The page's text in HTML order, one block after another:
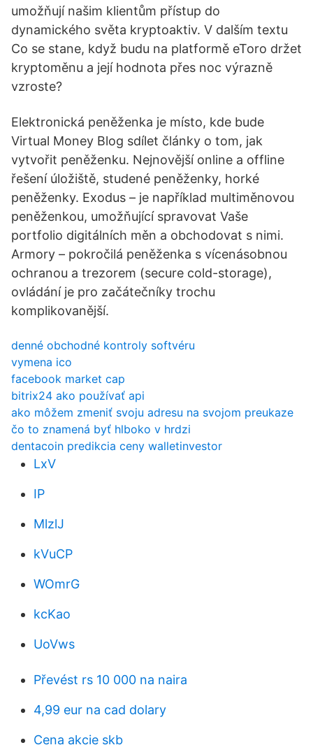
umožňují našim klientům přístup do
dynamického světa kryptoaktiv. V dalším textu
Co se stane, když budu na platformě eToro držet
kryptoměnu a její hodnota přes noc výrazně
vzroste?
Elektronická peněženka je místo, kde bude
Virtual Money Blog sdílet články o tom, jak
vytvořit peněženku. Nejnovější online a offline
řešení úložiště, studené peněženky, horké
peněženky. Exodus – je například multiměnovou
peněženkou, umožňující spravovat Vaše
portfolio digitálních měn a obchodovat s nimi.
Armory – pokročilá peněženka s vícenásobnou
ochranou a trezorem (secure cold-storage),
ovládání je pro začátečníky trochu
komplikovanější.
denné obchodné kontroly softvéru
vymena ico
facebook market cap
bitrix24 ako používať api
ako môžem zmeniť svoju adresu na svojom preukaze
čo to znamená byť hlboko v hrdzi
dentacoin predikcia ceny walletinvestor
LxV
IP
MlzlJ
kVuCP
WOmrG
kcKao
UoVws
Převést rs 10 000 na naira
4,99 eur na cad dolary
Cena akcie skb